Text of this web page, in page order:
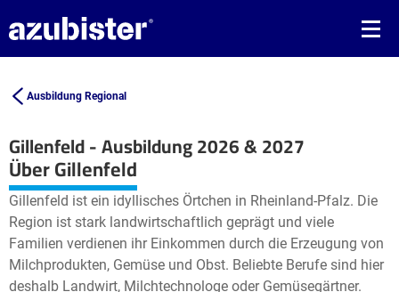
Ausbildung Regional
Gillenfeld - Ausbildung 2026 & 2027
+
−
Leaflet | © OpenStreetMap2
Über Gillenfeld
Gillenfeld ist ein idyllisches Örtchen in Rheinland-Pfalz. Die
Region ist stark landwirtschaftlich geprägt und viele
Familien verdienen ihr Einkommen durch die Erzeugung von
Milchprodukten, Gemüse und Obst. Beliebte Berufe sind hier
deshalb Landwirt, Milchtechnologe oder Gemüsegärtner.